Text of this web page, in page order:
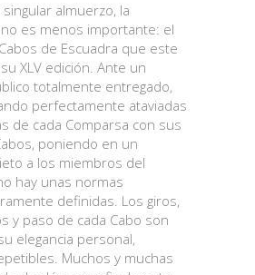
almuerzo, la
es menos importante: el
de Escuadra que este
XLV edición. Ante un
totalmente entregado,
perfectamente ataviadas
de cada Comparsa con sus
poniendo en un
a los miembros del
hay unas normas
definidas. Los giros,
y paso de cada Cabo son
elegancia personal,
Muchos y muchas